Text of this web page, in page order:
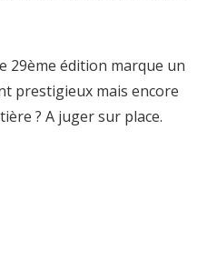
29ème édition marque un
prestigieux mais encore
? A juger sur place.